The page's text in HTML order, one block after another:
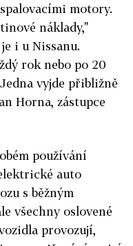
motory.
náklady,"
i u Nissanu.
rok nebo po 20
vyjde přibližně
Horna, zástupce
používání
auto
s běžným
všechny oslovené
provozují,